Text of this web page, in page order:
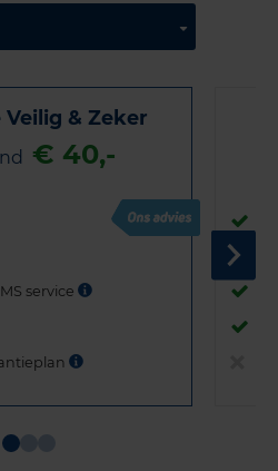
& Zeker
€ 40,-
service